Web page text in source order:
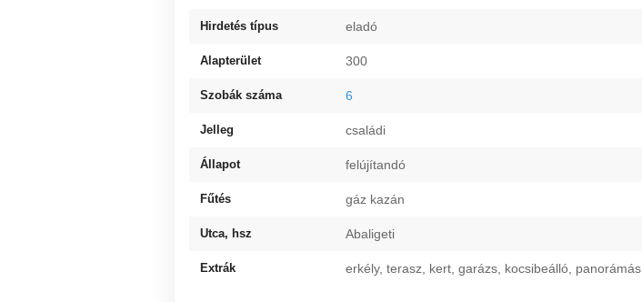
Hirdetés típus eladó
Alapterület 300
Szobák száma 6
Jelleg családi
Állapot felújítandó
Fűtés gáz kazán
Utca, hsz Abaligeti
Extrák erkély, terasz, kert, garázs, kocsibeálló, panorámás